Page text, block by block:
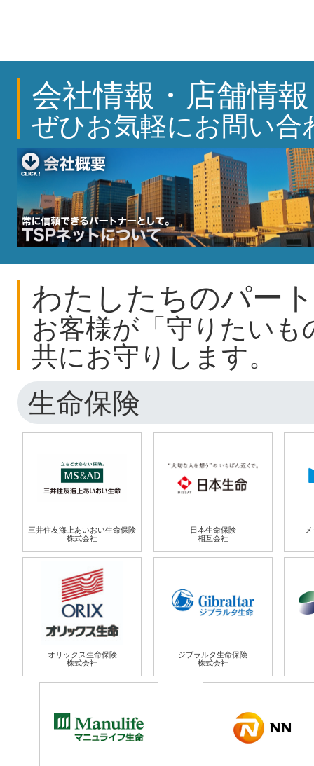
会社情報・店舗情報
ぜひお気軽にお問い合
わたしたちのパー
お客様が「守りたい
共にお守りします。
生命保険
三井住友海上あいおい生命保険
株式会社
日本生命保険
相互会社
オリックス生命保険
株式会社
ジブラルタ生命保険
株式会社